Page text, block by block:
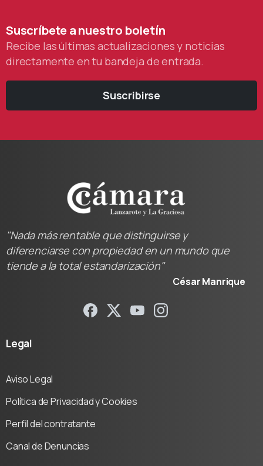
Suscríbeteanuestro boletín
Recibe las últimas actualizaciones y noticias
directamente en tu bandeja de entrada.
Suscribirse
"Nada más rentable que distinguirse y
diferenciarse con propiedad en un mundo que
tiende a la total estandarización"
César Manrique
Legal
Aviso Legal
Política de Privacidad y Cookies
Perfil del contratante
Canal de Denuncias